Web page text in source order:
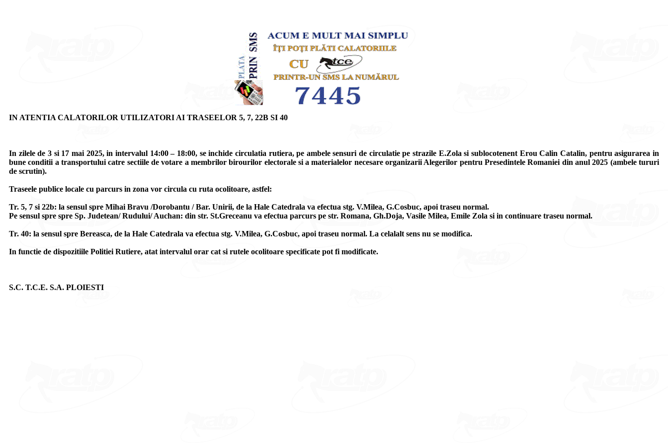
IN ATENTIA CALATORILOR UTILIZATORI AI TRASEELOR 5, 7, 22B SI 40
In zilele de 3 si 17 mai 2025, in intervalul 14:00 – 18:00, se inchide circulatia rutiera, pe ambele sensuri de circulatie pe strazile E.Zola si sublocotenent Erou Calin Catalin, pentru asigurarea in
bune conditii a transportului catre sectiile de votare a membrilor birourilor electorale si a materialelor necesare organizarii Alegerilor pentru Presedintele Romaniei din anul 2025 (ambele tururi
de scrutin).
Traseele publice locale cu parcurs in zona vor circula cu ruta ocolitoare, astfel:
Tr. 5, 7 si 22b: la sensul spre Mihai Bravu /Dorobantu / Bar. Unirii, de la Hale Catedrala va efectua stg. V.Milea, G.Cosbuc, apoi traseu normal.
Pe sensul spre spre Sp. Judetean/ Rudului/ Auchan: din str. St.Greceanu va efectua parcurs pe str. Romana, Gh.Doja, Vasile Milea, Emile Zola si in continuare traseu normal.
Tr. 40: la sensul spre Bereasca, de la Hale Catedrala va efectua stg. V.Milea, G.Cosbuc, apoi traseu normal. La celalalt sens nu se modifica.
In functie de dispozitiile Politiei Rutiere, atat intervalul orar cat si rutele ocolitoare specificate pot fi modificate.
S.C. T.C.E. S.A. PLOIESTI